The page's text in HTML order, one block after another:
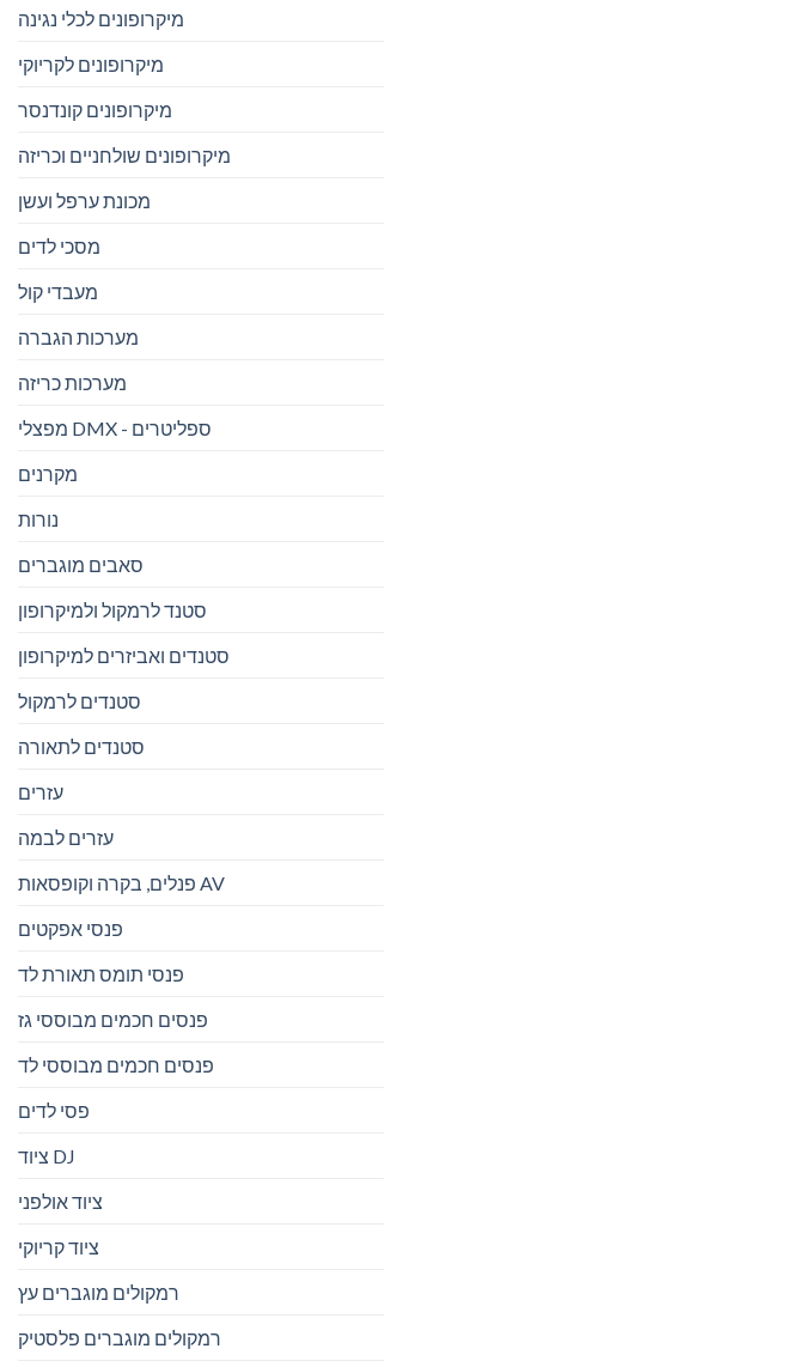
מיקרופונים לכלי נגינה
מיקרופונים לקריוקי
מיקרופונים קונדנסר
מיקרופונים שולחניים וכריזה
מכונת ערפל ועשן
מסכי לדים
מעבדי קול
מערכות הגברה
מערכות כריזה
מפצלי DMX - ספליטרים
מקרנים
נורות
סאבים מוגברים
סטנד לרמקול ולמיקרופון
סטנדים ואביזרים למיקרופון
סטנדים לרמקול
סטנדים לתאורה
עזרים
עזרים לבמה
פנלים, בקרה וקופסאות AV
פנסי אפקטים
פנסי תומס תאורת לד
פנסים חכמים מבוססי גז
פנסים חכמים מבוססי לד
פסי לדים
ציוד DJ
ציוד אולפני
ציוד קריוקי
רמקולים מוגברים עץ
רמקולים מוגברים פלסטיק